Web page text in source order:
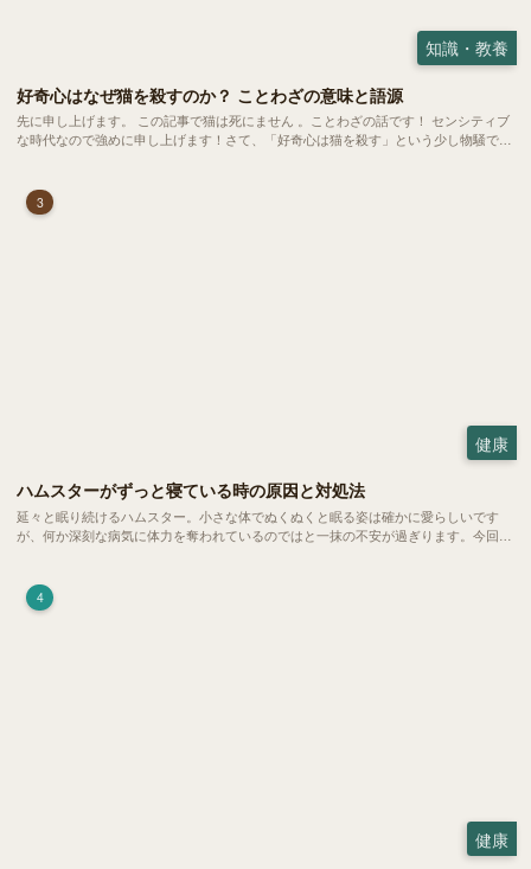
知識・教養
好奇心はなぜ猫を殺すのか？ ことわざの意味と語源
先に申し上げます。 この記事で猫は死にません 。ことわざの話です！ センシティブ
な時代なので強めに申し上げます！さて、「好奇心は猫を殺す」という少し物騒で、
3
健康
ハムスターがずっと寝ている時の原因と対処法
延々と眠り続けるハムスター。小さな体でぬくぬくと眠る姿は確かに愛らしいです
が、何か深刻な病気に体力を奪われているのではと一抹の不安が過ぎります。今回
4
健康